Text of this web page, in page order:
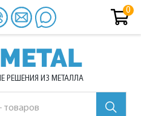
РЕШЕНИЯ ИЗ МЕТАЛЛА